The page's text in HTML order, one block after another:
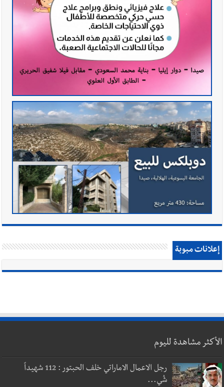
إعلانات مبوبة
الأكثر مشاهدة لليوم
رجل الاعمال الاماراتي خلف الحبتور : 112 شهيداً
شُي...